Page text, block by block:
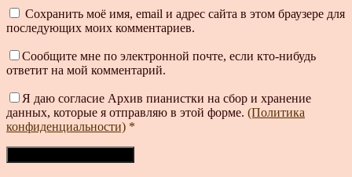
Сохранить моё имя, email и адрес сайта в этом браузере для
последующих моих комментариев.
Сообщите мне по электронной почте, если кто-нибудь
ответит на мой комментарий.
Я даю согласие Архив пианистки на сбор и хранение
данных, которые я отправляю в этой форме. (Политика
конфиденциальности) *